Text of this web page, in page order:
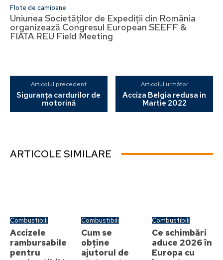
Flote de camioane
Uniunea Societăților de Expediții din România
organizează Congresul European SEEFF &
FIATA REU Field Meeting
Articolul precedent
Siguranța cardurilor de
motorină
Articolul următor
Acciza Belgia redusa in
Martie 2022
ARTICOLE SIMILARE
Combustibili
Accizele
rambursabile
pentru
Combustibili
Cum se
obține
ajutorul de
Combustibili
Ce schimbări
aduce 2026 în
Europa cu